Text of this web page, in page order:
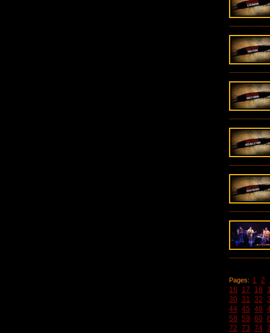
Pages: 1 2
16
17 18
30 31 32
44 45 46
58 59 60
72 73 74